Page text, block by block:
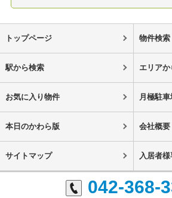
トップページ 物件検索
駅から検索 エリア
お気に入り物件 月極駐車
本日のかわら版 会社概要
サイトマップ 入居者様
042-368-